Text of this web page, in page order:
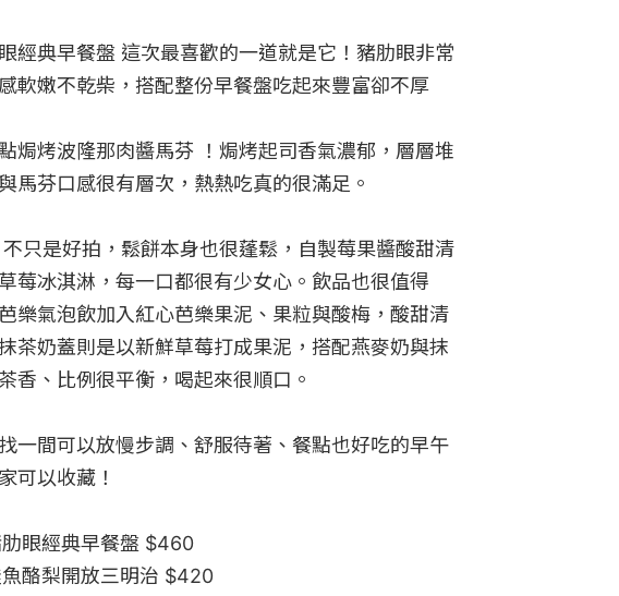
經典早餐盤 這次最喜歡的一道就是它！豬肋眼非常
軟嫩不乾柴，搭配整份早餐盤吃起來豐富卻不厚
焗烤波隆那肉醬馬芬 ！焗烤起司香氣濃郁，層層堆
馬芬口感很有層次，熱熱吃真的很滿足。
只是好拍，鬆餅本身也很蓬鬆，自製莓果醬酸甜清
莓冰淇淋，每一口都很有少女心。飲品也很值得
樂氣泡飲加入紅心芭樂果泥、果粒與酸梅，酸甜清
茶奶蓋則是以新鮮草莓打成果泥，搭配燕麥奶與抹
香、比例很平衡，喝起來很順口。
一間可以放慢步調、舒服待著、餐點也好吃的早午
可以收藏！
眼經典早餐盤 $460
酪梨開放三明治 $420